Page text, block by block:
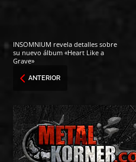
INSOMNIUM revela detalles sobre
su nuevo álbum «Heart Like a
Grave»
ANTERIOR